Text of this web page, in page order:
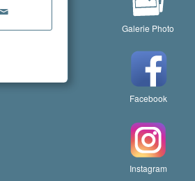
Galerie Photo
Facebook
Instagram